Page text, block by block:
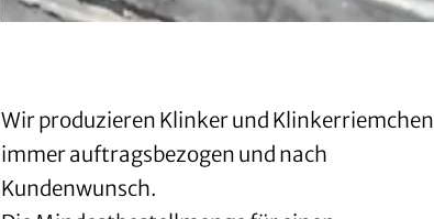
Wir produzieren Klinker und Klinkerriemchen
immer auftragsbezogen und nach
Kundenwunsch.